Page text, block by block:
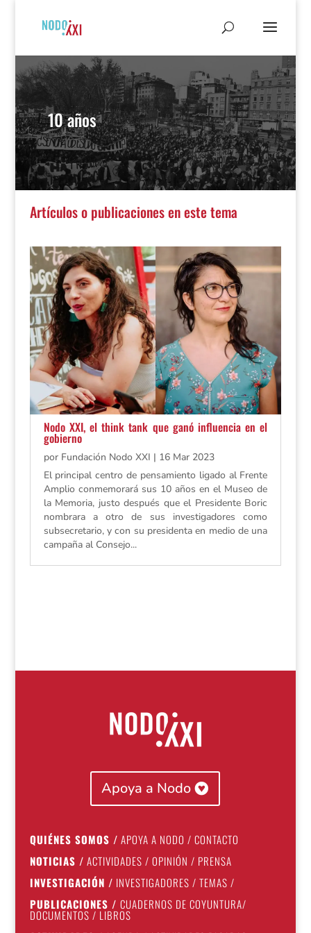
10 años
Artículos o publicaciones en este tema
Nodo XXI, el think tank que ganó influencia en el
gobierno
por Fundación Nodo XXI | 16 Mar 2023
El principal centro de pensamiento ligado al Frente
Amplio conmemorará sus 10 años en el Museo de
la Memoria, justo después que el Presidente Boric
nombrara a otro de sus investigadores como
subsecretario, y con su presidenta en medio de una
campaña al Consejo...
Apoya a Nodo
QUIÉNES SOMOS / APOYA A NODO / CONTACTO
NOTICIAS / ACTIVIDADES / OPINIÓN / PRENSA
INVESTIGACIÓN / INVESTIGADORES / TEMAS /
PUBLICACIONES / CUADERNOS DE COYUNTURA/
DOCUMENTOS / LIBROS